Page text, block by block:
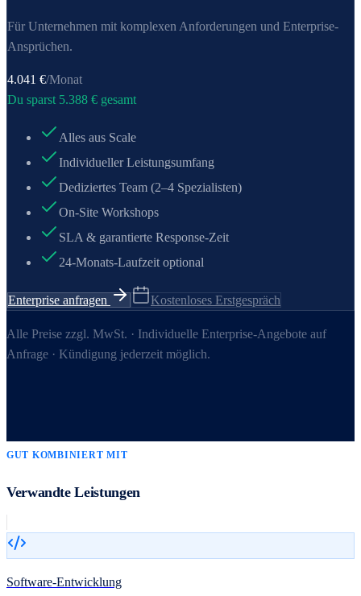
Für Unternehmen mit komplexen Anforderungen und Enterprise-
Ansprüchen.
4.041 €/Monat
Du sparst 5.388 € gesamt
Alles aus Scale
Individueller Leistungsumfang
Dediziertes Team (2–4 Spezialisten)
On-Site Workshops
SLA & garantierte Response-Zeit
24-Monats-Laufzeit optional
Enterprise anfragen Kostenloses Erstgespräch
Alle Preise zzgl. MwSt. · Individuelle Enterprise-Angebote auf
Anfrage · Kündigung jederzeit möglich.
GUT KOMBINIERT MIT
Verwandte Leistungen
Software-Entwicklung